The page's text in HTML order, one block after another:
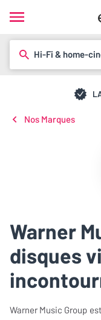
Hi-Fi & home-
Nos Marques
Warner
disques
Warner Music Group